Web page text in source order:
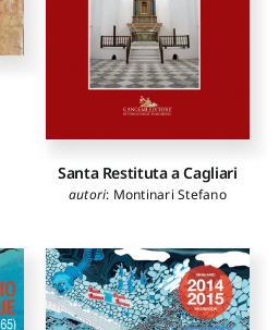
Santa Restituta a Cagliari
autori: Montinari Stefano